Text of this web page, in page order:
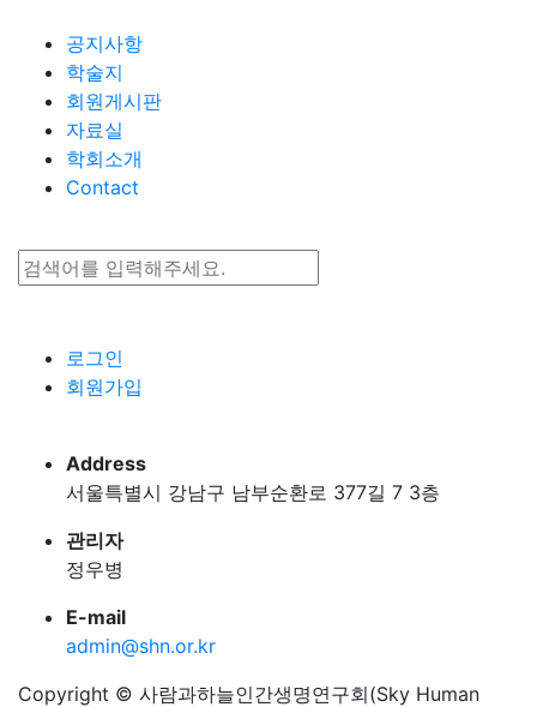
공지사항
학술지
회원게시판
자료실
학회소개
Contact
로그인
회원가입
Address
서울특별시 강남구 남부순환로 377길 7 3층
관리자
정우병
E-mail
admin@shn.or.kr
Copyright © 사람과하늘인간생명연구회(Sky Human